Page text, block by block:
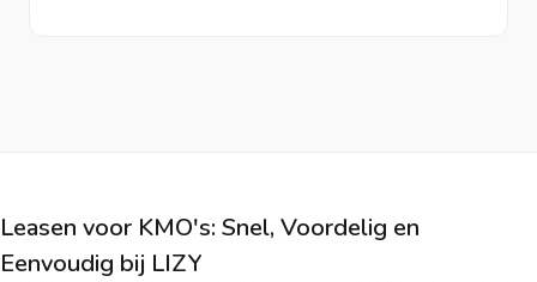
Leasen voor KMO's: Snel, Voordelig en
Eenvoudig bij LIZY